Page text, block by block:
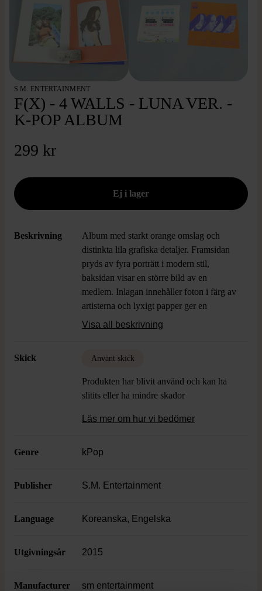
S.M. ENTERTAINMENT
F(X) - 4 WALLS - LUNA VER. -
K-POP ALBUM
299 kr
Beskrivning
Album med starkt orange omslag och
distinkta lila grafiska detaljer. Framsidan
pryds av fyra porträtt i modern stil,
baksidan visar en större bild av en
medlem. Inlagan innehåller foton i färg av
artisterna och lyxigt papper ger en
exklusiv känsla. Passar dig som gillar unik
Visa all beskrivning
Skick Använt skick
Produkten har blivit använd och kan ha
slitits eller ha mindre skador
Läs mer om hur vi bedömer
Genre kPop
Publisher S.M. Entertainment
Language Koreanska, Engelska
Utgivningsår 2015
Manufacturer sm entertainment